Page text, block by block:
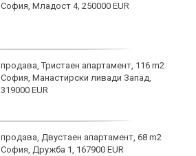
София, Младост 4, 250000 EUR
продава, Тристаен апартамент, 116 m2
София, Манастирски ливади Запад,
319000 EUR
продава, Двустаен апартамент, 68 m2
София, Дружба 1, 167900 EUR